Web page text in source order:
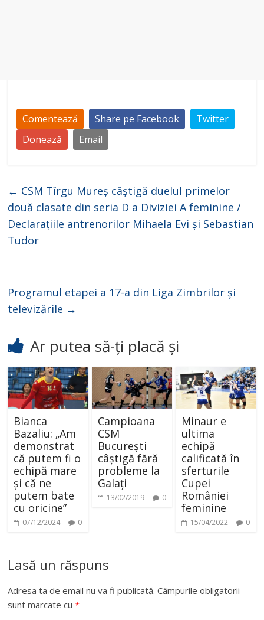
Comentează Share pe Facebook
Twitter
Donează
Email
← CSM Tîrgu Mureș câștigă duelul primelor
două clasate din seria D a Diviziei A feminine /
Declarațiile antrenorilor Mihaela Evi și Sebastian
Tudor
Programul etapei a 17-a din Liga Zimbrilor și
televizările →
Ar putea să-ți placă și
Bianca
Bazaliu: „Am
demonstrat
că putem fi o
echipă mare
și că ne
putem bate
cu oricine”
07/12/2024 0
Campioana
CSM
București
câștigă fără
probleme la
Galați
13/02/2019 0
Minaur e
ultima
echipă
calificată în
sferturile
Cupei
României
feminine
15/04/2022 0
Lasă un răspuns
Adresa ta de email nu va fi publicată. Câmpurile obligatorii
sunt marcate cu*